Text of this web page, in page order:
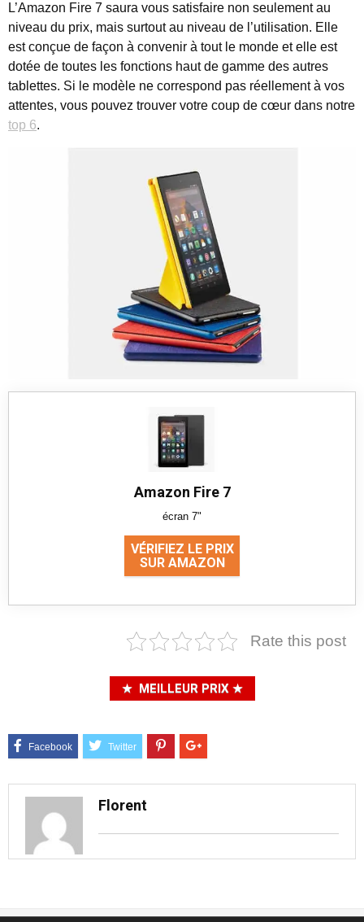
L’Amazon Fire 7 saura vous satisfaire non seulement au
niveau du prix, mais surtout au niveau de l’utilisation. Elle
est conçue de façon à convenir à tout le monde et elle est
dotée de toutes les fonctions haut de gamme des autres
tablettes. Si le modèle ne correspond pas réellement à vos
attentes, vous pouvez trouver votre coup de cœur dans notre
top 6.
Amazon Fire 7
écran 7"
VÉRIFIEZ LE PRIX
SUR AMAZON
Rate this post
MEILLEUR PRIX
Florent